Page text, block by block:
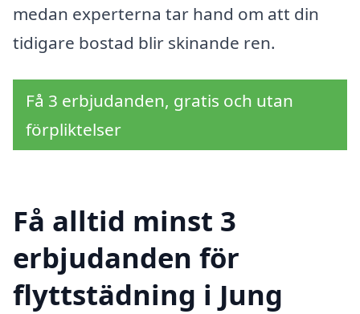
medan experterna tar hand om att din
tidigare bostad blir skinande ren.
Få 3 erbjudanden, gratis och utan
förpliktelser
Få alltid minst 3
erbjudanden för
flyttstädning i Jung